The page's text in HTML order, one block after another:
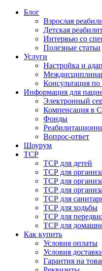
Блог
Взрослая
Детская
Интервью со
Полезные статьи
Услуги
Настройка и
Консультация
Информация для
Электронный
Компенсация в
Фонды
Вопрос-ответ
Шоурум
ТСР
ТСР для детей
ТСР для
ТСР для
ТСР для
ТСР для
ТСР для ходьбы
ТСР для
ТСР для
Как купить
Условия оплаты
Условия
Гарантия на